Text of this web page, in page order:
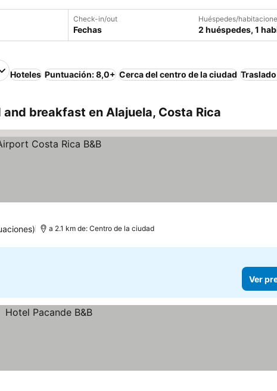
Check-in/out
Fechas
Huéspedes/
2 huéspedes, 1
Hoteles Puntuación: 8,0+ Cerca del centro de la ciudad
breakfast en Alajuela, Costa Rica
a 2.1 km de: Centro de la ciudad
Ver